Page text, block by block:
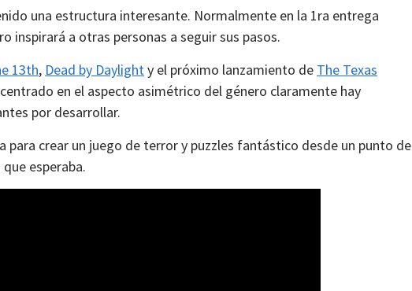
una estructura interesante. Normalmente en la 1ra entrega
inspirará a otras personas a seguir sus pasos.
13th, Dead by Daylighty el próximo lanzamiento de The Texas
en el aspecto asimétrico del género claramente hay
por desarrollar.
para crear un juego de terror y puzzles fantástico desde un punto de
esperaba.